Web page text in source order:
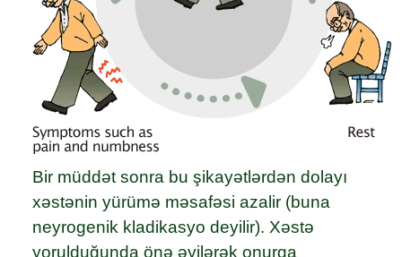
Bir müddət sonra bu şikayətlərdən dolayı
xəstənin yürümə məsafəsi azalir (buna
neyrogenik kladikasyo deyilir). Xəstə
yorulduğunda önə əyilərək onurga